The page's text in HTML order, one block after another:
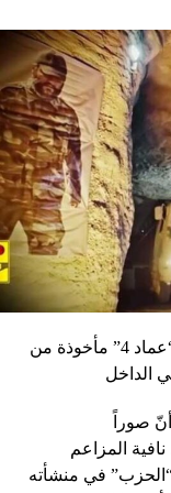
“النهار” تكشف حقيقة صور في فيديو نفق “عماد 4” مأخوذة من
الداخل
صوراً
نافية المزاعم
في منشأته